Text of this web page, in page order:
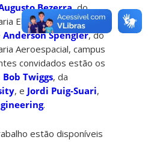
Bezerra, do
Elétrica;Kleber
Anderson Spengler, do
Aeroespacial, campus
convidados estão os
Bob Twiggs, da
, e Jordi Puig-Suari,
.
estão disponíveis